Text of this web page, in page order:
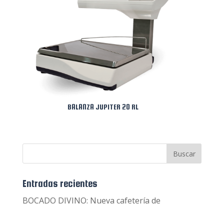
BALANZA JUPITER 20 RL
Entradas recientes
BOCADO DIVINO: Nueva cafetería de